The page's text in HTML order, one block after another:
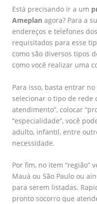
Está precisando ir a um
Ameplan agora? Para a
endereços e telefones
requisitados para esse
como são diversos tipos
como você realizar uma
Para isso, basta entrar
selecionar o tipo de rede
atendimento”, colocar
“especialidade”, você
adulto, infantil, entre
necessidade.
Por fim, no item “região”
Mauá ou São Paulo ou
para serem listadas.
pronto socorro que